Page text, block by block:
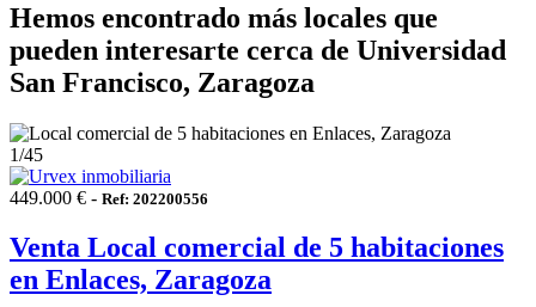
Hemos encontrado más locales que
pueden interesarte cerca de Universidad
San Francisco, Zaragoza
1/45
449.000 € - Ref: 202200556
Venta Local comercial de 5 habitaciones
en Enlaces, Zaragoza